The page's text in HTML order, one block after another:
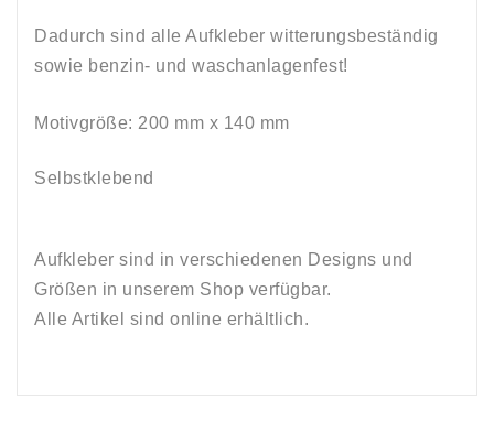
Dadurch sind alle Aufkleber witterungsbeständig
sowie benzin- und waschanlagenfest!
Motivgröße: 200 mm x 140 mm
Selbstklebend
Aufkleber sind in verschiedenen Designs und
Größen in unserem Shop verfügbar.
Alle Artikel sind online erhältlich.